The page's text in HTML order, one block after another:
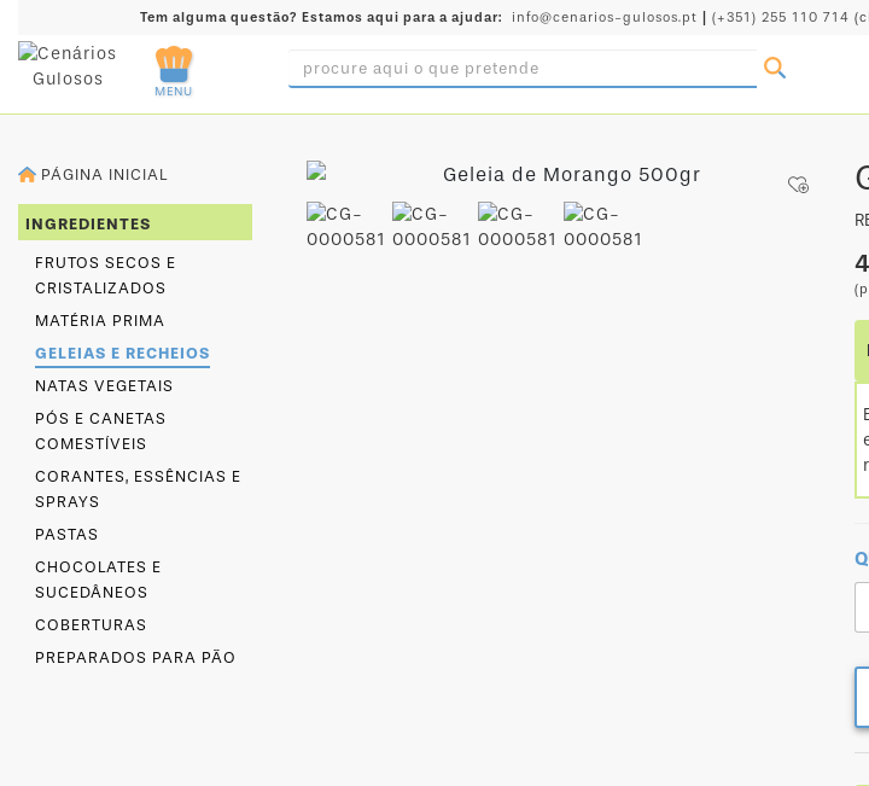
INGREDIENTES
PRÉ-
PRONTOS
FORMAS
UTENSÍLIOS
DECORAÇÃO
DESCARTÁVEIS
FESTA
FORMATOS
Tem alguma questão? Estamos aqui para a ajudar: info@cenarios-gulosos.pt (+351) 255 110 714
MENU
PÁGINA INICIAL
INGREDIENTES
FRUTOS SECOS E
CRISTALIZADOS
MATÉRIA PRIMA
GELEIAS E RECHEIOS
NATAS VEGETAIS
PÓS E CANETAS
COMESTÍVEIS
CORANTES, ESSÊNCIAS E
SPRAYS
PASTAS
CHOCOLATES E
SUCEDÂNEOS
COBERTURAS
PREPARADOS PARA PÃO